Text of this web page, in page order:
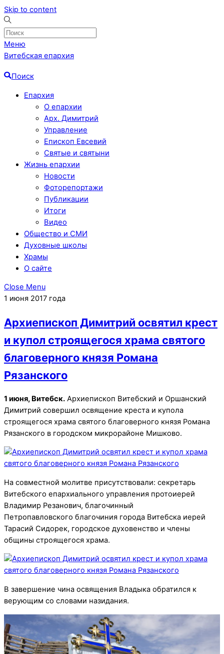
Skip to content
Меню
Витебская епархия
Поиск
Епархия
О епархии
Арх. Димитрий
Управление
Епископ Евсевий
Святые и святыни
Жизнь епархии
Новости
Фоторепортажи
Публикации
Итоги
Видео
Общество и СМИ
Духовные школы
Храмы
О сайте
Close Menu
1 июня 2017 года
Архиепископ Димитрий освятил крест
и купол строящегося храма святого
благоверного князя Романа
Рязанского
1 июня, Витебск. Архиепископ Витебский и Оршанский
Димитрий совершил освящение креста и купола
строящегося храма святого благоверного князя Романа
Рязанского в городском микрорайоне Мишково.
На совместной молитве присутствовали: секретарь
Витебского епархиального управления протоиерей
Владимир Резанович, благочинный
Петропавловского благочиния города Витебска иерей
Тарасий Сидорек, городское духовенство и члены
общины строящегося храма.
В завершение чина освящения Владыка обратился к
верующим со словами назидания.